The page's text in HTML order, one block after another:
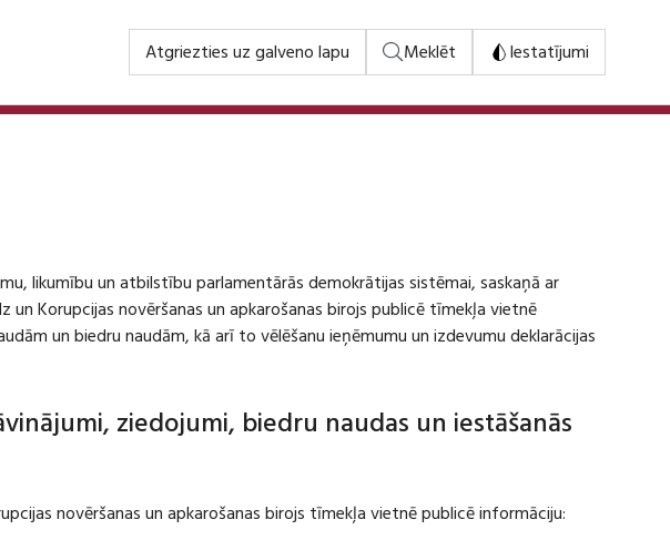
Atgriezties uz galveno lapu Meklēt Iestatījumi
likumību un atbilstību parlamentārās demokrātijas sistēmai, saskaņā ar
un Korupcijas novēršanas un apkarošanas birojs publicē tīmekļa vietnē
un biedru naudām, kā arī to vēlēšanu ieņēmumu un izdevumu deklarācijas
ziedojumi, biedru naudas un iestāšanās
novēršanas un apkarošanas birojs tīmekļa vietnē publicē informāciju: